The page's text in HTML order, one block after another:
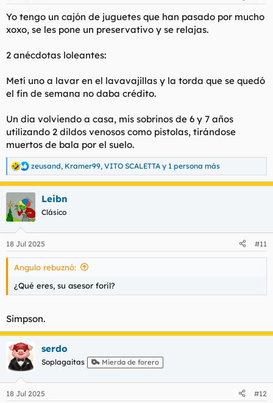
Yo tengo un cajón de juguetes que han pasado por mucho
xoxo, se les pone un preservativo y se relajas.
2 anécdotas loleantes:
Metí uno a lavar en el lavavajillas y la torda que se quedó
el fin de semana no daba crédito.
Un dia volviendo a casa, mis sobrinos de 6 y 7 años
utilizando 2 dildos venosos como pistolas, tirándose
muertos de bala por el suelo.
R
e
a
c
c
i
e
s
zeusand, Kramer99, VITO SCALETTA y 1 persona más
Leibn
Clásico
18 Jul 2025 #11
Angulo rebuznó:
¿Qué eres, su asesor foril?
Simpson.
serdo
Soplagaitas Mierda de forero
18 Jul 2025 #12